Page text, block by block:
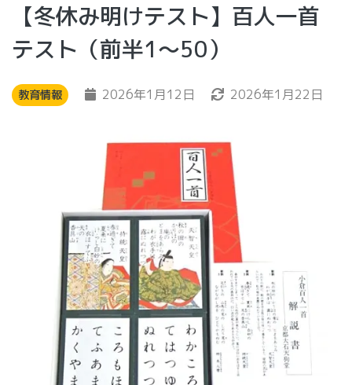
【冬休み明けテスト】百人一首
テスト（前半1～50）
教育情報 2026年1月12日 2026年1月22日